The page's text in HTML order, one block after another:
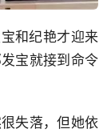
和纪艳才迎来
宝就接到命令
失落，但她依